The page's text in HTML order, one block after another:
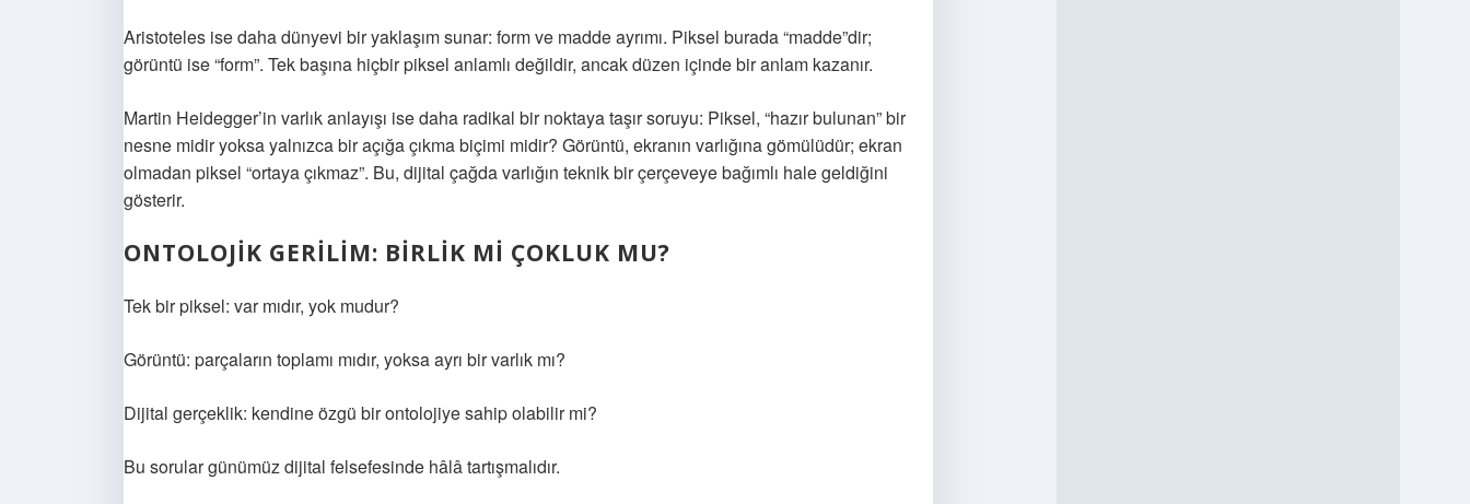
Aristoteles ise daha dünyevi bir yaklaşım sunar: form ve madde ayrımı. Piksel burada “madde”dir;
görüntü ise “form”. Tek başına hiçbir piksel anlamlı değildir, ancak düzen içinde bir anlam kazanır.
Martin Heidegger’in varlık anlayışı ise daha radikal bir noktaya taşır soruyu: Piksel, “hazır bulunan” bir
nesne midir yoksa yalnızca bir açığa çıkma biçimi midir? Görüntü, ekranın varlığına gömülüdür; ekran
olmadan piksel “ortaya çıkmaz”. Bu, dijital çağda varlığın teknik bir çerçeveye bağımlı hale geldiğini
gösterir.
ONTOLOJIK GERILIM: BIRLIK MI ÇOKLUK MU?
Tek bir piksel: var mıdır, yok mudur?
Görüntü: parçaların toplamı mıdır, yoksa ayrı bir varlık mı?
Dijital gerçeklik: kendine özgü bir ontolojiye sahip olabilir mi?
Bu sorular günümüz dijital felsefesinde hâlâ tartışmalıdır.